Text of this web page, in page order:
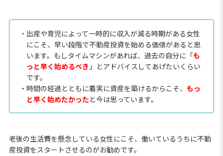
・出産や育児によって一時的に収入が減る時期がある女性
にこそ、早い段階で不動産投資を始める価値があると思
います。もしタイムマシンがあれば、過去の自分に「も
っと早く始めるべき 」とアドバイスしてあげたいくらい
です。
・時間の経過とともに着実に資産を築けるからこそ、 もっ
と早く始めたかったと今は思っています。
老後の生活費を懸念している女性にこそ、働いているうちに不動
産投資をスタートさせるのがお勧めです。